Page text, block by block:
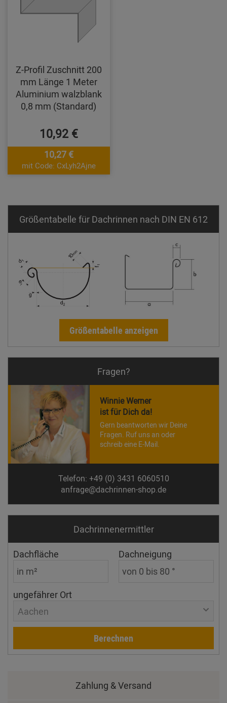
Z-Profil Zuschnitt 200
mm Länge 1 Meter
Aluminium walzblank
0,8 mm (Standard)
10,92 €
10,27 €
mit Code: CxLyh2Ajne
Größentabelle für Dachrinnen nach DIN EN 612
Größentabelle anzeigen
Fragen?
Winnie Werner
ist für Dich da!
Gern beantworten wir Deine
Fragen. Ruf uns an oder
schreib eine E-Mail.
Telefon: +49 (0) 3431 6060510
anfrage@dachrinnen-shop.de
Dachrinnen­ermittler
Dachfläche Dachneigung
ungefährer Ort
Aachen
Berechnen
Zahlung & Versand